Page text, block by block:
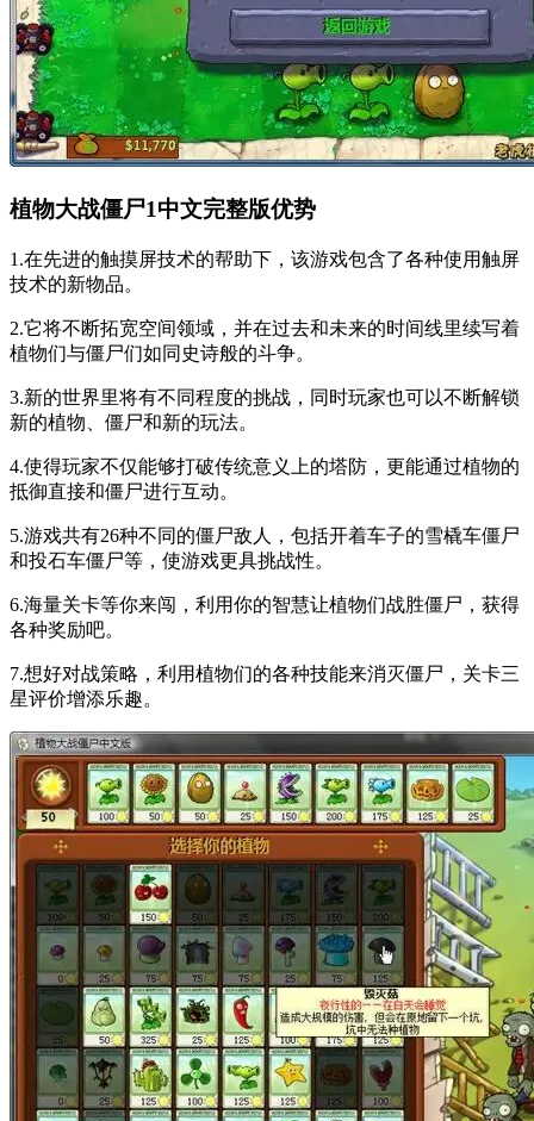
植物大战僵尸1中文完整版优势
1.在先进的触摸屏技术的帮助下，该游戏包含了各种使用触屏
技术的新物品。
2.它将不断拓宽空间领域，并在过去和未来的时间线里续写着
植物们与僵尸们如同史诗般的斗争。
3.新的世界里将有不同程度的挑战，同时玩家也可以不断解锁
新的植物、僵尸和新的玩法。
4.使得玩家不仅能够打破传统意义上的塔防，更能通过植物的
抵御直接和僵尸进行互动。
5.游戏共有26种不同的僵尸敌人，包括开着车子的雪橇车僵尸
和投石车僵尸等，使游戏更具挑战性。
6.海量关卡等你来闯，利用你的智慧让植物们战胜僵尸，获得
各种奖励吧。
7.想好对战策略，利用植物们的各种技能来消灭僵尸，关卡三
星评价增添乐趣。